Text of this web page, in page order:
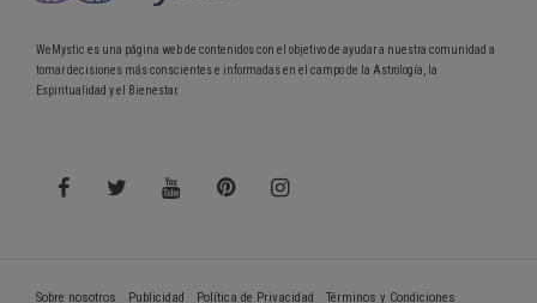
WeMystic es una página web de contenidos con el objetivo de ayudar a nuestra comunidad a
tomar decisiones más conscientes e informadas en el campo de la Astrología, la
Espiritualidad y el Bienestar.
Sobre nosotros Publicidad Política de Privacidad Términos y Condiciones